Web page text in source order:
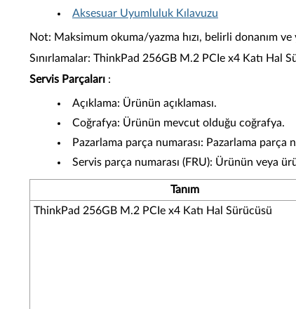
Aksesuar Uyumluluk Kılavuzu
Not: Maksimum okuma/yazma hızı, belirli donanım
Sınırlamalar: ThinkPad 256GB M.2 PCIe x4 Katı Hal
Servis Parçaları :
Açıklama: Ürünün açıklaması.
Coğrafya: Ürünün mevcut olduğu coğrafya.
Pazarlama parça numarası: Pazarlama parça
Servis parça numarası (FRU): Ürünün veya
Tanım
ThinkPad 256GB M.2 PCIe x4 Katı Hal Sürücüsü